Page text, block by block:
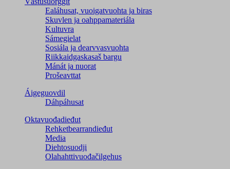
Ealáhusat, vuoigatvuohta ja biras
Skuvlen ja oahppamateriála
Kultuvra
Sámegielat
Sosiála ja dearvvasvuohta
Riikkaidgaskasaš bargu
Mánát ja nuorat
Prošeavttat
Áigeguovdil
Dáhpáhusat
Oktavuođadieđut
Rehketbearrandieđut
Media
Diehtosuodji
Olahahttivuođačilgehus